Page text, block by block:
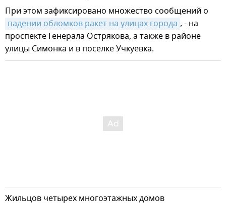
При этом зафиксировано множество сообщений о
падении обломков ракет на улицах города , - на
проспекте Генерала Острякова, а также в районе
улицы Симонка и в поселке Учкуевка.
Жильцов четырех многоэтажных домов